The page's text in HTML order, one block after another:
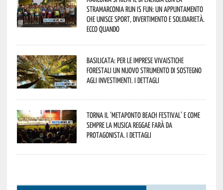
StraMarconia Run is Fun: un appuntamento
che unisce sport, divertimento e solidarietà.
Ecco quando
Basilicata: per le imprese vivaistiche
forestali un nuovo strumento di sostegno
agli investimenti. I dettagli
Torna il ‘Metaponto beach festival’ e come
sempre la musica reggae farà da
protagonista. I dettagli